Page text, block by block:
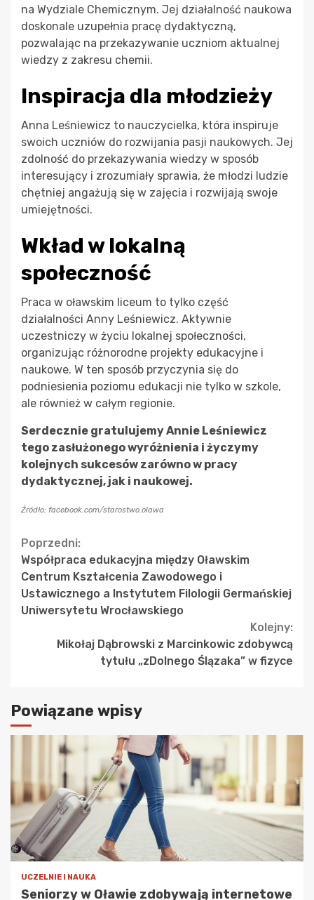
na Wydziale Chemicznym. Jej działalność naukowa
doskonale uzupełnia pracę dydaktyczną,
pozwalając na przekazywanie uczniom aktualnej
wiedzy z zakresu chemii.
Inspiracja dla młodzieży
Anna Leśniewicz to nauczycielka, która inspiruje
swoich uczniów do rozwijania pasji naukowych. Jej
zdolność do przekazywania wiedzy w sposób
interesujący i zrozumiały sprawia, że młodzi ludzie
chętniej angażują się w zajęcia i rozwijają swoje
umiejętności.
Wkład w lokalną
społeczność
Praca w oławskim liceum to tylko część
działalności Anny Leśniewicz. Aktywnie
uczestniczy w życiu lokalnej społeczności,
organizując różnorodne projekty edukacyjne i
naukowe. W ten sposób przyczynia się do
podniesienia poziomu edukacji nie tylko w szkole,
ale również w całym regionie.
Serdecznie gratulujemy Annie Leśniewicz
tego zasłużonego wyróżnienia i życzymy
kolejnych sukcesów zarówno w pracy
dydaktycznej, jak i naukowej.
Źródło: facebook.com/starostwo.olawa
Continue
Reading
Poprzedni:
Współpraca edukacyjna między Oławskim
Centrum Kształcenia Zawodowego i
Ustawicznego a Instytutem Filologii Germańskiej
Uniwersytetu Wrocławskiego
Kolejny:
Mikołaj Dąbrowski z Marcinkowic zdobywcą
tytułu „zDolnego Ślązaka” w fizyce
Powiązane wpisy
UCZELNIE I NAUKA
Seniorzy w Oławie zdobywają internetowe